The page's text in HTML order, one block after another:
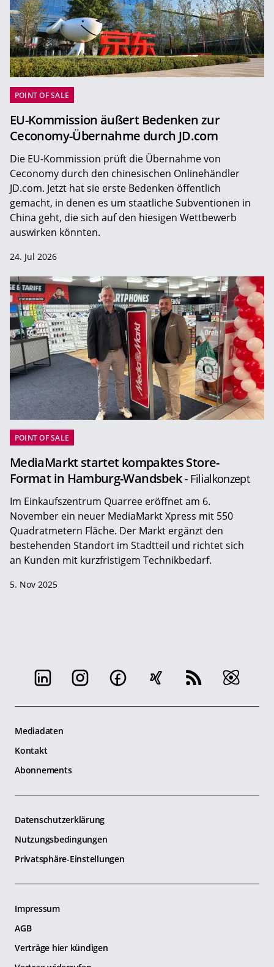
POINT OF SALE
EU-Kommission äußert Bedenken zur
Ceconomy-Übernahme durch JD.com
Die EU-Kommission prüft die Übernahme von
Ceconomy durch den chinesischen Onlinehändler
JD.com. Jetzt hat sie erste Bedenken öffentlich
gemacht, in denen es um staatliche Subventionen in
China geht, die sich auf den hiesigen Wettbewerb
auswirken könnten.
24. Jul 2026
POINT OF SALE
MediaMarkt startet kompaktes Store-
Format in Hamburg-Wandsbek- Filialkonzept
Im Einkaufszentrum Quarree eröffnet am 6.
November ein neuer MediaMarkt Xpress mit 550
Quadratmetern Fläche. Der Markt ergänzt den
bestehenden Standort im Stadtteil und richtet sich
an Kunden mit kurzfristigem Technikbedarf.
5. Nov 2025
Mediadaten
Kontakt
Abonnements
Datenschutzerklärung
Nutzungsbedingungen
Privatsphäre-Einstellungen
Impressum
AGB
Verträge hier kündigen